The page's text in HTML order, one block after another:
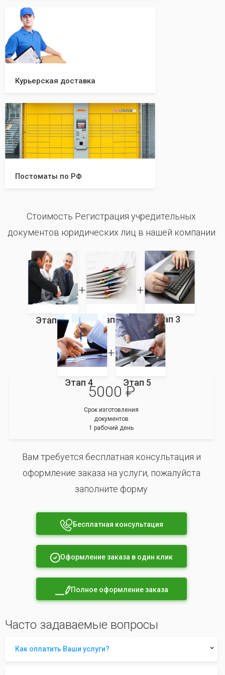
Курьерская доставка
Постоматы по РФ
Стоимость Регистрация учредительных
документов юридических лиц в нашей компании
Этап 1 Этап 2 Этап 3
Этап 4 Этап 5
5000 ₽
Срок изготовления
документов
1 рабочий день
Вам требуется бесплатная консультация и
оформление заказа на услуги, пожалуйста
заполните форму
Бесплатная консультация
Оформление заказа в один клик
Полное оформление заказа
Часто задаваемые вопросы
Как оплатить Ваши услуги?